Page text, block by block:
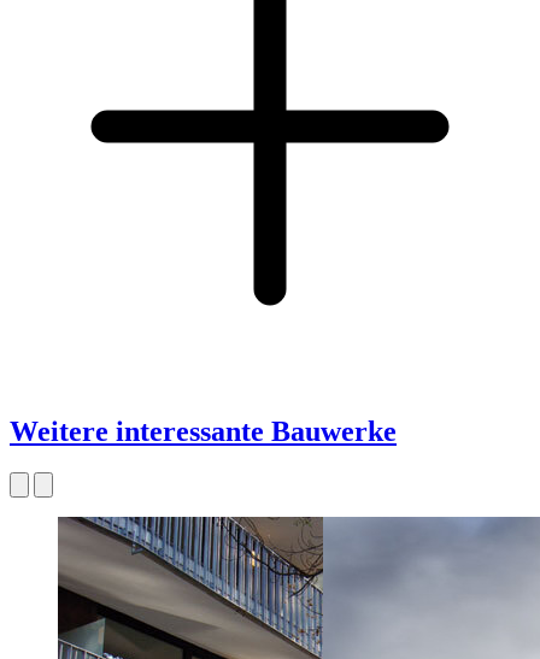
Weitere interessante Bauwerke